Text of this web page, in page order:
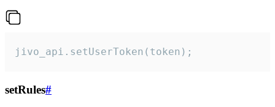
jivo_api.setUserToken(token);
setRules#